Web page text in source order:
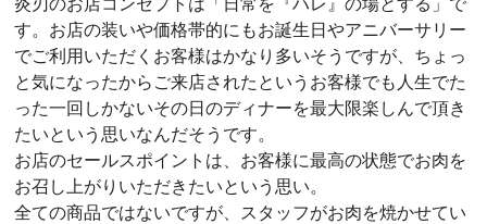
す。お店の装いや価格帯的にもお誕生日やアニバーサリー
でご利用いただくお客様はかなり多いそうですが、ちょっ
と気になったからご来店されたというお客様でも人生でた
った一回しかないその日のディナーを最大限楽しんで頂き
たいという思いなんだそうです。
お店のセールスポイントは、お客様に最高の状態でお肉を
お召し上がりいただきたいという思い。
全ての商品ではないですが、スタッフがお肉を焼かせてい